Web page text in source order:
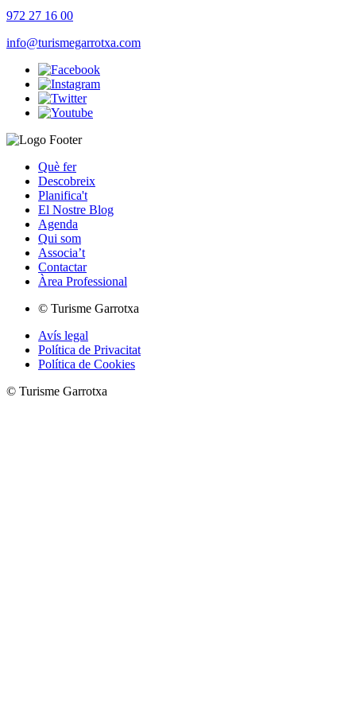
972 27 16 00
info@turismegarrotxa.com
Què fer
Descobreix
Planifica't
El Nostre Blog
Agenda
Qui som
Associa’t
Contactar
Àrea Professional
© Turisme Garrotxa
Avís legal
Política de Privacitat
Política de Cookies
© Turisme Garrotxa